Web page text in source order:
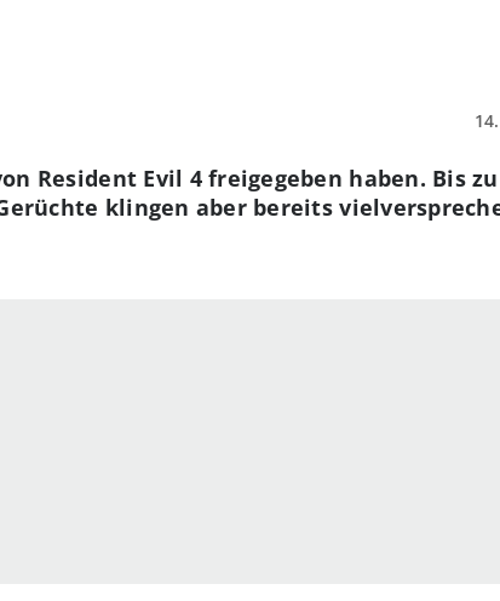
Resident Evil 4 freigegeben haben. Bis
klingen aber bereits